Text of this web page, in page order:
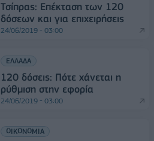
Τσίπρας: Επέκταση των 120
δόσεων και για επιχειρήσεις
24/06/2019 - 03:00
ΕΛΛΑΔΑ
120 δόσεις: Πότε χάνεται η
ρύθμιση στην εφορία
24/06/2019 - 03:00
ΟΙΚΟΝΟΜΙΑ